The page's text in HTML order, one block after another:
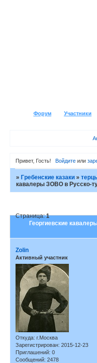
Форум Участники
Привет, Гость! Войдитеили
»Гребенские казаки »
кавалеры ЗОВО в Русско-
Георгиевские
Страница:1
Zolin
Активный участник
Откуда: г.Москва
Зарегистрирован: 2015-12-23
Приглашений: 0
Сообщений: 2478